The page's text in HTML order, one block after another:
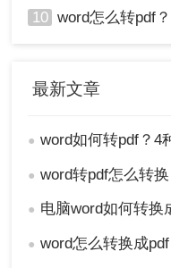
10 word怎么转pdf
最新文章
● word如何转pdf？4
● word转pdf怎么转
● 电脑word如何转换成pdf文件
● word怎么转换成pdf？四种